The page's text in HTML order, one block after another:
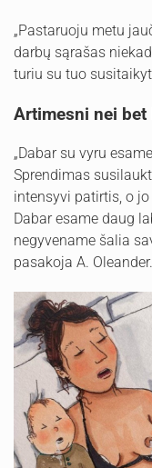
„Pastaruoju metu
darbų sąrašas
turiu su tuo
Artimesni nei bet
„Dabar su vyru
Sprendimas
intensyvi patirtis, o
Dabar esame daug
negyvename šalia
pasakoja A. Oleander.